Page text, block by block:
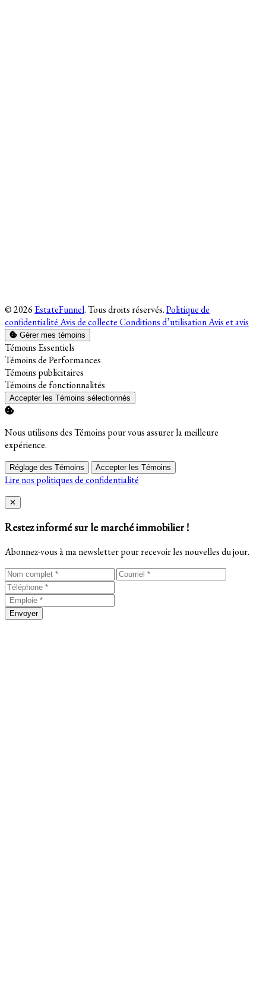
© 2026 EstateFunnel. Tous droits réservés.Politique de
confidentialitéAvis de collecteConditions d’utilisationAvis et avis
Gérer mes témoins
Activer
Témoins Essentiels
Activer
Témoins de Performances
Activer
Témoins publicitaires
Activer
Témoins de fonctionnalités
Accepter les Témoins sélectionnés
Nous utilisons des Témoins pour vous assurer la meilleure
expérience.
Réglage des Témoins Accepter les Témoins
Lire nos politiques de confidentialité
Close
✕
Restez informé sur le marché immobilier !
Abonnez-vous à ma newsletter pour recevoir les nouvelles du jour.
Envoyer